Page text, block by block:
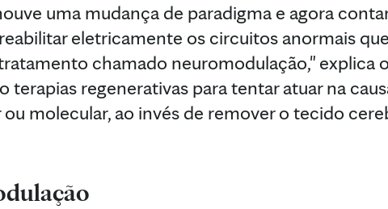
uma mudança de paradigma e agora
eletricamente os circuitos anormais
chamado neuromodulação," explica
terapias regenerativas para tentar atuar na
ou molecular, ao invés de remover o tecido